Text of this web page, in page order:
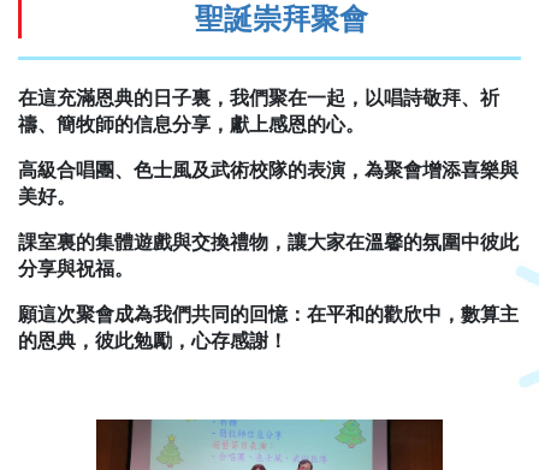
聖誕崇拜聚會
在這充滿恩典的日子裏，我們聚在一起，以唱詩敬拜、祈
禱、簡牧師的信息分享，獻上感恩的心。
高級合唱團、色士風及武術校隊的表演，為聚會增添喜樂與
美好。
課室裏的集體遊戲與交換禮物，讓大家在溫馨的氛圍中彼此
分享與祝福。
願這次聚會成為我們共同的回憶：在平和的歡欣中，數算主
的恩典，彼此勉勵，心存感謝！